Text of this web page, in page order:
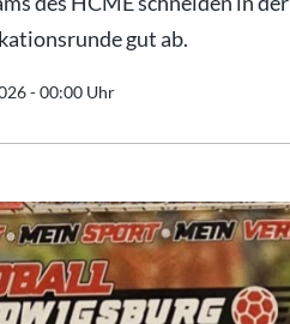
gut ab.
- 00:00 Uhr